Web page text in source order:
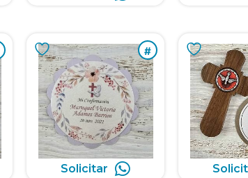
#
Solicitar